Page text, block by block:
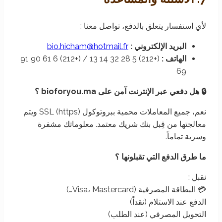
لأي استفسار يتعلق بالدفع، تواصل معنا :
البريد الإلكتروني : bio.hicham@hotmail.fr
الهاتف :
(+212) 5 28 32 14 13 / (+212) 6 61 90 91
69
🔒 هل دفعي عبر الإنترنت آمن على bioforyou.ma ؟
نعم، جميع المعاملات محمية ببروتوكول SSL (https) ويتم
معالجتها من قِبل بنك شريك معتمد. معلوماتك مشفرة
وسرية تماماً.
ما طرق الدفع التي تقبلونها ؟
نقبل :
💳 البطاقة المصرفية (Visa، Mastercard…)
الدفع عند الاستلام (نقداً)
التحويل المصرفي (عند الطلب)